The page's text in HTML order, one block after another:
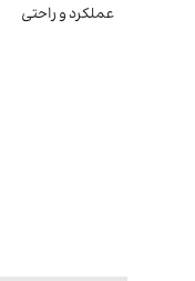
عملکرد و راحتی